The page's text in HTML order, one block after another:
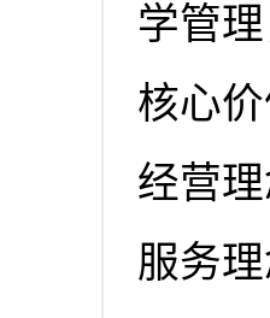
学管
核心
经营
服务